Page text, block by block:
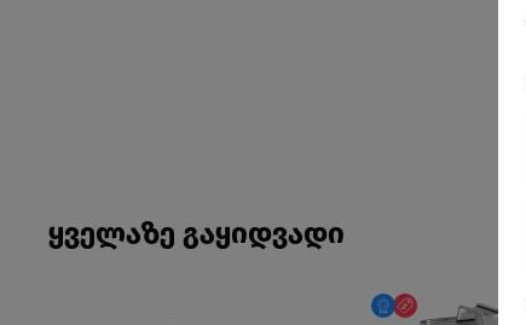
ყველაზე გაყიდვადი
მხოლოდ ონლაინ
ფასდაკლება